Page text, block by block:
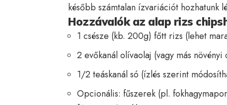
később számtalan ízvariációt hozhatunk
Hozzávalók az alap rizs
1 csésze (kb. 200g) főtt rizs (lehet
2 evőkanál olívaolaj (vagy más
1/2 teáskanál só (ízlés szerint
Opcionális: fűszerek (pl.